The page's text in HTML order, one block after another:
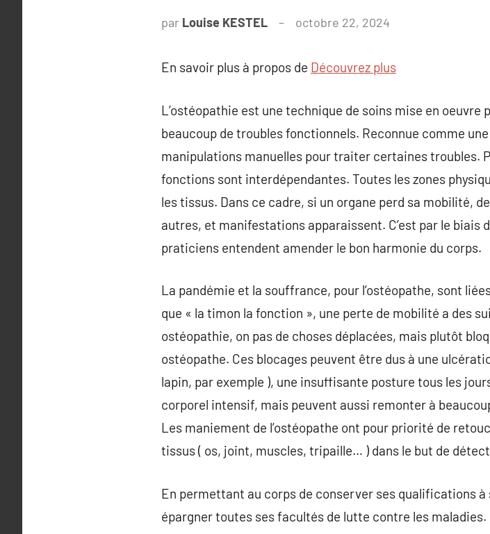
par Louise KESTEL octobre 22, 2024
En savoir plus à propos de Découvrez plus
L’ostéopathie est une technique de soins mise en
beaucoup de troubles fonctionnels. Reconnue comme
manipulations manuelles pour traiter certaines troubles.
fonctions sont interdépendantes. Toutes les zones
les tissus. Dans ce cadre, si un organe perd sa mobilité,
autres, et manifestations apparaissent. C’est par le biais
praticiens entendent amender le bon harmonie du corps.
La pandémie et la souffrance, pour l’ostéopathe, sont
que « la timon la fonction », une perte de mobilité a des
ostéopathie, on pas de choses déplacées, mais plutôt
ostéopathe. Ces blocages peuvent être dus à une
lapin, par exemple ), une insuffisante posture tous les
corporel intensif, mais peuvent aussi remonter à
Les maniement de l’ostéopathe ont pour priorité de
tissus ( os, joint, muscles, tripaille… ) dans le but de
En permettant au corps de conserver ses qualifications à
épargner toutes ses facultés de lutte contre les